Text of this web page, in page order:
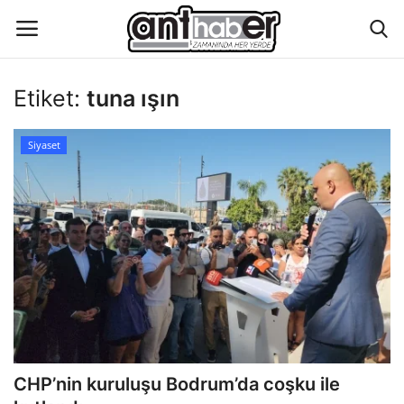
Eğitim
Aktüel Magazin
Hakkımızda
İletişim
Asayiş
Çevre
Etiket: tuna ışın
Siyaset
CHP’nin kuruluşu Bodrum’da coşku ile